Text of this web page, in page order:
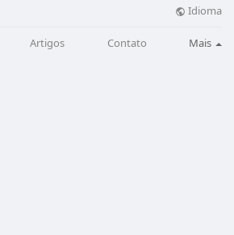
Idioma
Artigos Contato Mais